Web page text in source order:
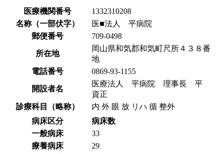
医療機関番号
1332310208
名称（一部伏字）
医■法人 平病院
郵便番号
709-0498
所在地
岡山県和気郡和気町尺所４３８番
地
電話番号
0869-93-1155
開設者名
医療法人 平病院 理事長 平
資正
診療科目（略称）
内 外 眼 放 リハ 循 整外
病床区分
病床数
一般病床
33
療養病床
29